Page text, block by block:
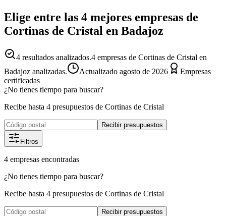
Elige entre las 4 mejores empresas de
Cortinas de Cristal en Badajoz
4 resultados analizados.4 empresas de Cortinas de Cristal en
Badajoz analizadas.
Actualizado agosto de 2026
Empresas
certificadas
¿No tienes tiempo para buscar?
Recibe hasta 4 presupuestos de Cortinas de Cristal
Recibir presupuestos
Filtros
4 empresas encontradas
¿No tienes tiempo para buscar?
Recibe hasta 4 presupuestos de Cortinas de Cristal
Recibir presupuestos